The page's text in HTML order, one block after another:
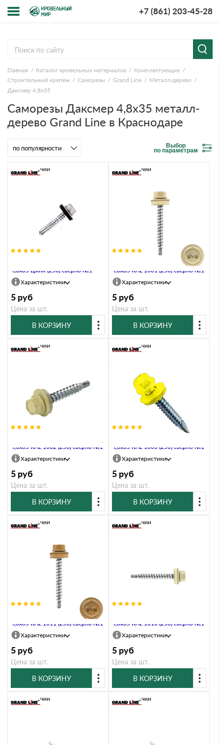
+7 (861) 203-45-28
компании
и оплата
Главная Каталог кровельных материалов
Комплектующие
Строительный крепёж
Саморезы Grand Line
Металл-дерево
Даксмер 4,8х35
Саморезы Даксмер 4,8х35 металл-
дерево Grand Line в Краснодаре
Выбор
по параметрам
4,8х35 Цинк (250) сверло №1
В наличии
Характеристики
5 руб
Цена за шт.
В КОРЗИНУ
Саморез кровельный Daxmer
4,8х35 RAL 1001 (250) сверло №1
В наличии
Характеристики
5 руб
Цена за шт.
В КОРЗИНУ
4,8х35 RAL 1002 (250) сверло №1
В наличии
Характеристики
5 руб
Цена за шт.
В КОРЗИНУ
4,8х35 RAL 1003 (250) сверло №1
В наличии
Характеристики
5 руб
Цена за шт.
В КОРЗИНУ
Саморез кровельный Daxmer
4,8х35 RAL 1011 (250) сверло №1
В наличии
Характеристики
5 руб
Цена за шт.
В КОРЗИНУ
4,8х35 RAL 1013 (250) сверло №1
В наличии
Характеристики
5 руб
Цена за шт.
В КОРЗИНУ
В наличии В наличии